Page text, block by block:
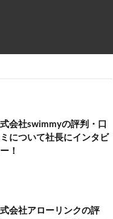
会社swimmyの評判・口
について社長にインタビ
！
会社アローリンクの評